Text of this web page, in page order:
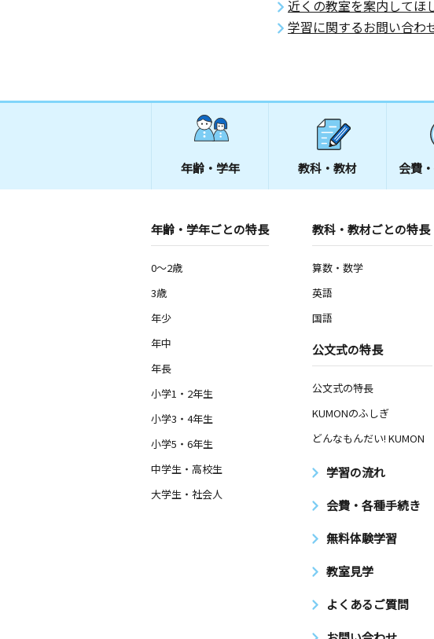
金 土
2歳～高校生
愛媛県今治市郷本町１丁目２－１５ ＪＡ今治立
花店別棟テナントビル１Ｆ
郷新屋敷教室
月 火 金 土 日
近くの教室を案内してほ
学習に関するお問い合わ
年齢・学年 教科・教材 会費・
年齢・学年ごとの特長
0～2歳
3歳
年少
年中
年長
小学1・2年生
小学3・4年生
小学5・6年生
中学生・高校生
大学生・社会人
教科・教材ごとの特長
算数・数学
英語
国語
公文式の特長
公文式の特長
KUMONのふしぎ
どんなもんだい! KUMON
学習の流れ
会費・各種手続き
無料体験学習
教室見学
よくあるご質問